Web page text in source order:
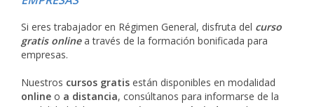
Si eres trabajador en Régimen General, disfruta del curso
gratis onlinea través de la formación bonificada para
empresas.
Nuestros cursos gratis están disponibles en modalidad
online o a distancia, consúltanos para informarse de la